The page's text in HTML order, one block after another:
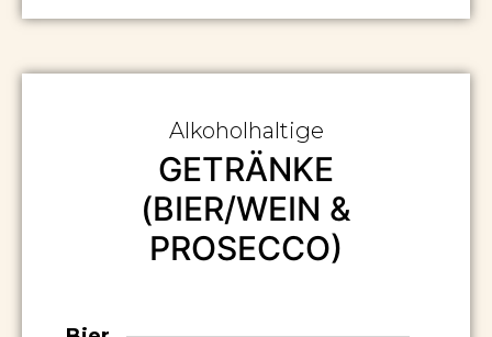
Alkoholhaltige
GETRÄNKE
(BIER/WEIN &
PROSECCO)